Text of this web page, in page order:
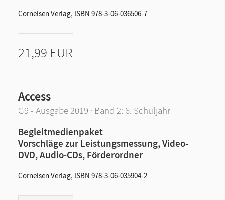
Cornelsen Verlag, ISBN 978-3-06-036506-7
21,99 EUR
Access
G9 - Ausgabe 2019 · Band 2: 6. Schuljahr
Begleitmedienpaket
Vorschläge zur Leistungsmessung, Video-
DVD, Audio-CDs, Förderordner
Cornelsen Verlag, ISBN 978-3-06-035904-2